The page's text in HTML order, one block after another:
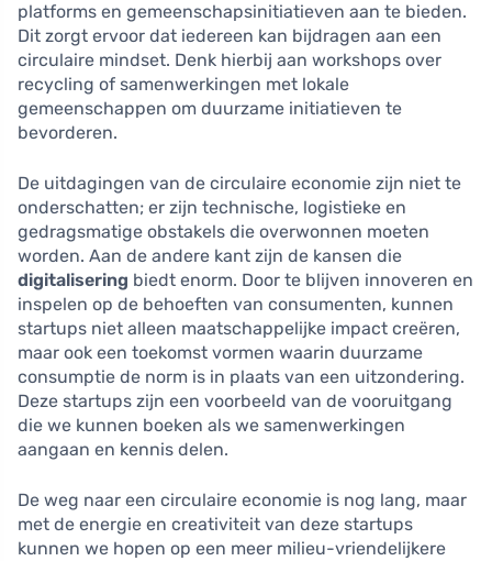
platforms en gemeenschapsinitiatieven aan te bieden.
Dit zorgt ervoor dat iedereen kan bijdragen aan een
circulaire mindset. Denk hierbij aan workshops over
recycling of samenwerkingen met lokale
gemeenschappen om duurzame initiatieven te
bevorderen.
De uitdagingen van de circulaire economie zijn niet te
onderschatten; er zijn technische, logistieke en
gedragsmatige obstakels die overwonnen moeten
worden. Aan de andere kant zijn de kansen die
digitalisering biedt enorm. Door te blijven innoveren en
inspelen op de behoeften van consumenten, kunnen
startups niet alleen maatschappelijke impact creëren,
maar ook een toekomst vormen waarin duurzame
consumptie de norm is in plaats van een uitzondering.
Deze startups zijn een voorbeeld van de vooruitgang
die we kunnen boeken als we samenwerkingen
aangaan en kennis delen.
De weg naar een circulaire economie is nog lang, maar
met de energie en creativiteit van deze startups
kunnen we hopen op een meer milieu-vriendelijkere